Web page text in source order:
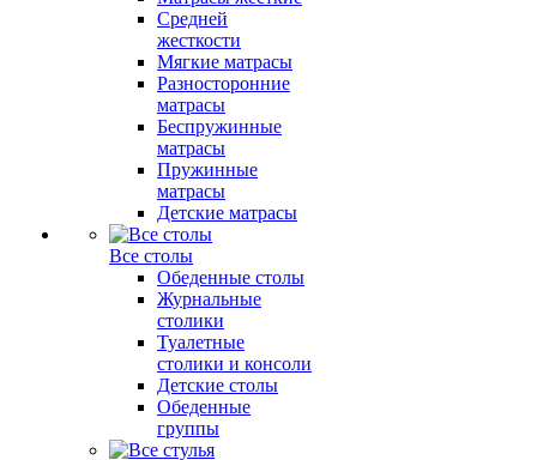
Средней
жесткости
Мягкие матрасы
Разносторонние
матрасы
Беспружинные
матрасы
Пружинные
матрасы
Детские матрасы
Все столы
Обеденные столы
Журнальные
столики
Туалетные
столики и консоли
Детские столы
Обеденные
группы